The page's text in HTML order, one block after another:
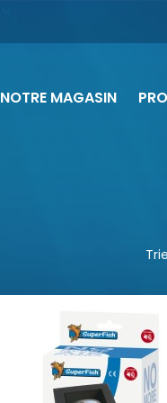
NOTRE MAGASIN